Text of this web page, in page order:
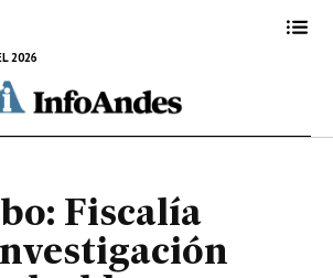
2026
criminal
2 DE AGOSTO DE 2024
Fiscalía